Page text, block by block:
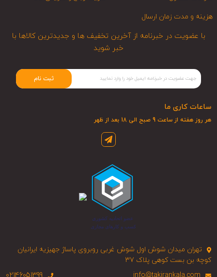
هزینه و مدت زمان ارسال
با عضویت در خبرنامه از آخرین تخفیف ها و جدیدترین کالاها با
خبر شوید
ثبت نام
ساعات کاری ما
هر روز هفته از ساعت 9 صبح الی 18 بعد از ظهر
تهران میدان شوش اول شوش غربی روبروی پاساژ جهیزیه ایرانیان
کوچه بن بست کوهی پلاک 37